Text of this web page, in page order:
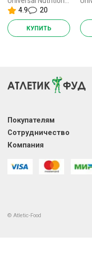
4.9
20
КУПИТЬ
Покупателям
Сотрудничество
Компания
© Atletic-Food